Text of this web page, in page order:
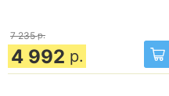
7 235 р.
4 992 р.